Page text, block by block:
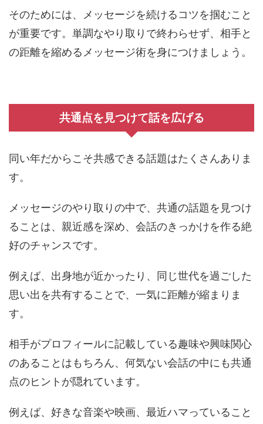
そのためには、メッセージを続けるコツを掴むこと
が重要です。単調なやり取りで終わらせず、相手と
の距離を縮めるメッセージ術を身につけましょう。
共通点を見つけて話を広げる
同い年だからこそ共感できる話題はたくさんありま
す。
メッセージのやり取りの中で、共通の話題を見つけ
ることは、親近感を深め、会話のきっかけを作る絶
好のチャンスです。
例えば、出身地が近かったり、同じ世代を過ごした
思い出を共有することで、一気に距離が縮まりま
す。
相手がプロフィールに記載している趣味や興味関心
のあることはもちろん、何気ない会話の中にも共通
点のヒントが隠れています。
例えば、好きな音楽や映画、最近ハマっていること